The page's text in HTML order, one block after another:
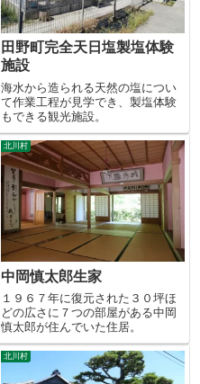
田野町完全天日塩製塩体験
施設
海水から造られる天然の塩につい
て作業工程が見学でき、製塩体験
もできる観光施設。
北川村
中岡慎太郎生家
１９６７年に復元された３０坪ほ
どの広さに７つの部屋がある中岡
慎太郎が住んでいた住居。
北川村